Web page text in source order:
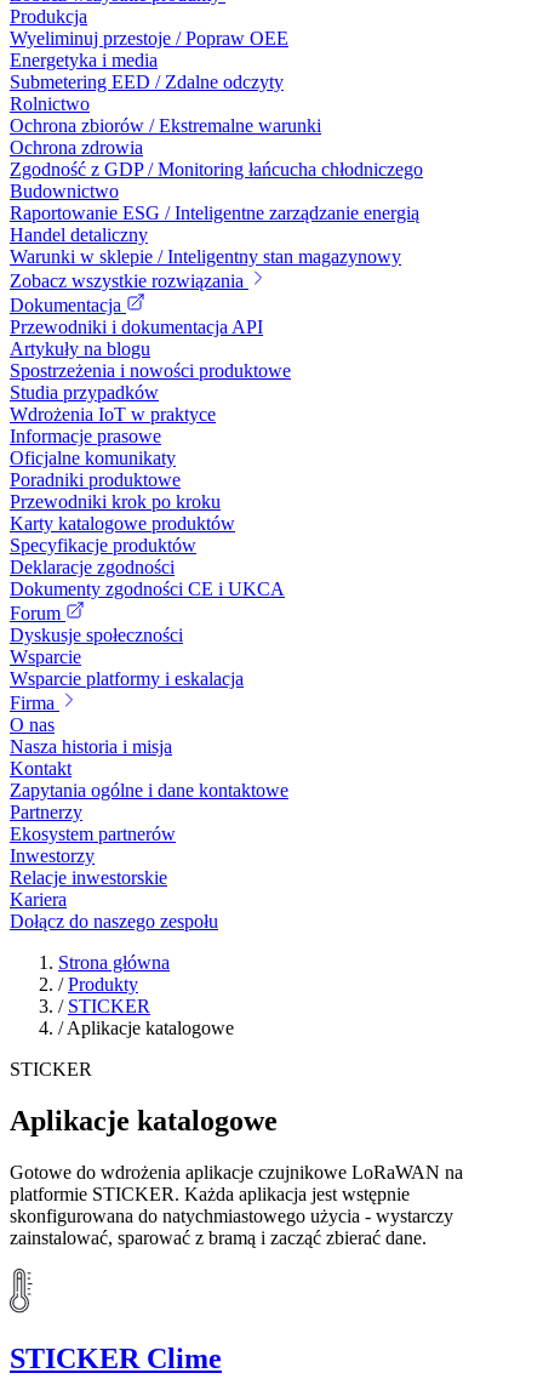
Produkcja
Wyeliminuj przestoje / Popraw OEE
Energetyka i media
Submetering EED / Zdalne odczyty
Rolnictwo
Ochrona zbiorów / Ekstremalne warunki
Ochrona zdrowia
Zgodność z GDP / Monitoring łańcucha chłodniczego
Budownictwo
Raportowanie ESG / Inteligentne zarządzanie energią
Handel detaliczny
Warunki w sklepie / Inteligentny stan magazynowy
Zobacz wszystkie rozwiązania
Dokumentacja
Przewodniki i dokumentacja API
Artykuły na blogu
Spostrzeżenia i nowości produktowe
Studia przypadków
Wdrożenia IoT w praktyce
Informacje prasowe
Oficjalne komunikaty
Poradniki produktowe
Przewodniki krok po kroku
Karty katalogowe produktów
Specyfikacje produktów
Deklaracje zgodności
Dokumenty zgodności CE i UKCA
Forum
Dyskusje społeczności
Wsparcie
Wsparcie platformy i eskalacja
Firma
O nas
Nasza historia i misja
Kontakt
Zapytania ogólne i dane kontaktowe
Partnerzy
Ekosystem partnerów
Inwestorzy
Relacje inwestorskie
Kariera
Dołącz do naszego zespołu
Strona główna
/ Produkty
/ STICKER
/ Aplikacje katalogowe
STICKER
Aplikacje katalogowe
Gotowe do wdrożenia aplikacje czujnikowe LoRaWAN na
platformie STICKER. Każda aplikacja jest wstępnie
skonfigurowana do natychmiastowego użycia - wystarczy
zainstalować, sparować z bramą i zacząć zbierać dane.
STICKER Clime